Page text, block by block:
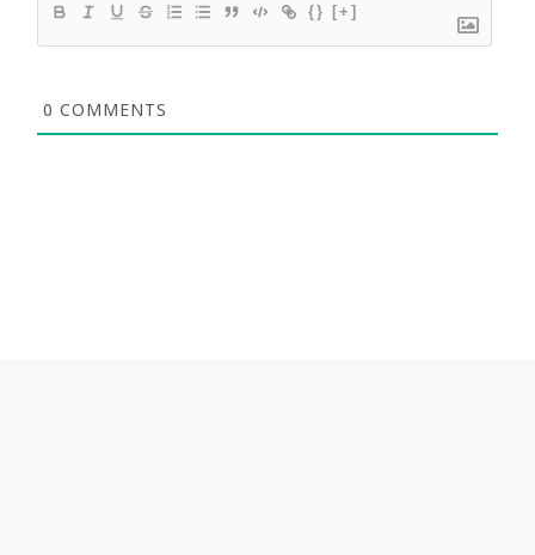
{} [+]
0 COMMENTS